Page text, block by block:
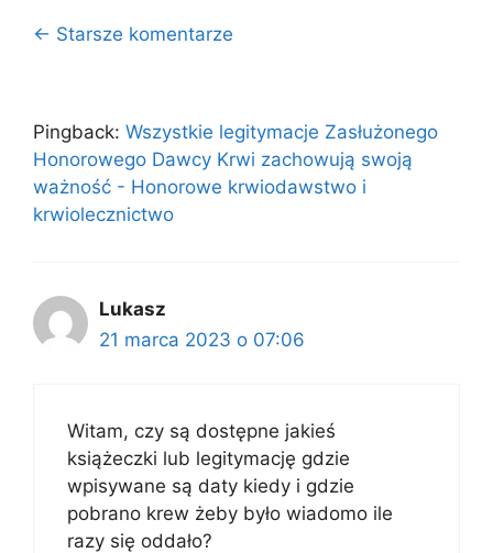
Nawigacja
← Starsze komentarze
Pingback: Wszystkie legitymacje Zasłużonego
Honorowego Dawcy Krwi zachowują swoją
ważność - Honorowe krwiodawstwo i
krwiolecznictwo
Lukasz
21 marca 2023 o 07:06
Witam, czy są dostępne jakieś
książeczki lub legitymację gdzie
wpisywane są daty kiedy i gdzie
pobrano krew żeby było wiadomo ile
razy się oddało?